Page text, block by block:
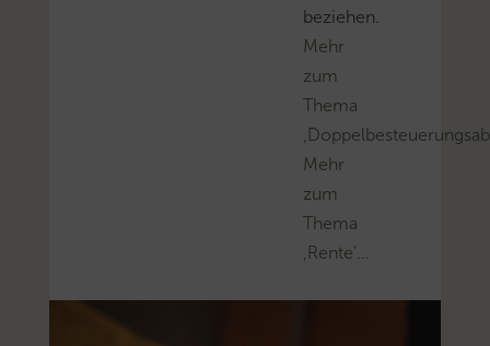
beziehen.
Mehr
zum
Thema
Mehr
zum
Thema
‚Rente’…